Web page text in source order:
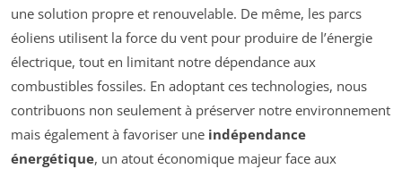
une solution propre et renouvelable. De même, les parcs
éoliens utilisent la force du vent pour produire de l’énergie
électrique, tout en limitant notre dépendance aux
combustibles fossiles. En adoptant ces technologies, nous
contribuons non seulement à préserver notre environnement
mais également à favoriser une indépendance
énergétique, un atout économique majeur face aux